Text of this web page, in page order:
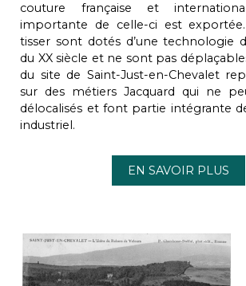
couture française et
importante de celle-ci est
tisser sont dotés d’une technologie
du XX siècle et ne sont pas
du site de Saint-Just-en-Chevalet
sur des métiers Jacquard qui ne
délocalisés et font partie intégrante
industriel.
EN SAVOIR PLUS